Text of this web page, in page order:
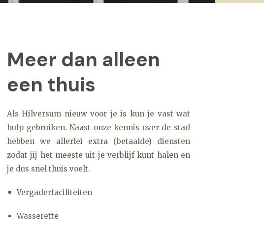
Meer dan alleen
een thuis
Als Hilversum nieuw voor je is kun je vast wat
hulp gebruiken. Naast onze kennis over de stad
hebben we allerlei extra (betaalde) diensten
zodat jij het meeste uit je verblijf kunt halen en
je dus snel thuis voelt.
Vergaderfaciliteiten
Wasserette